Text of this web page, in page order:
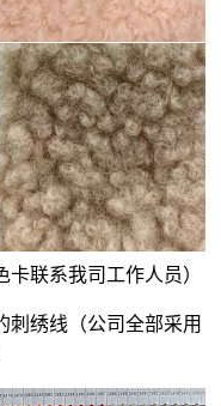
卡联系我司工作人员）
刺绣线（公司全部采用